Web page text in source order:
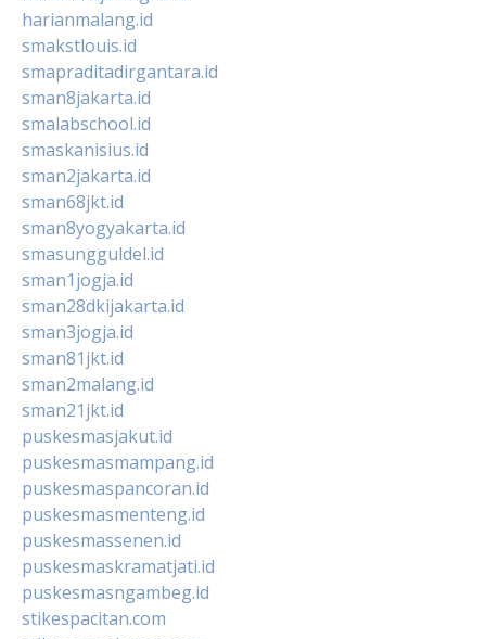
harianmalang.id
smakstlouis.id
smapraditadirgantara.id
sman8jakarta.id
smalabschool.id
smaskanisius.id
sman2jakarta.id
sman68jkt.id
sman8yogyakarta.id
smasungguldel.id
sman1jogja.id
sman28dkijakarta.id
sman3jogja.id
sman81jkt.id
sman2malang.id
sman21jkt.id
puskesmasjakut.id
puskesmasmampang.id
puskesmaspancoran.id
puskesmasmenteng.id
puskesmassenen.id
puskesmaskramatjati.id
puskesmasngambeg.id
stikespacitan.com